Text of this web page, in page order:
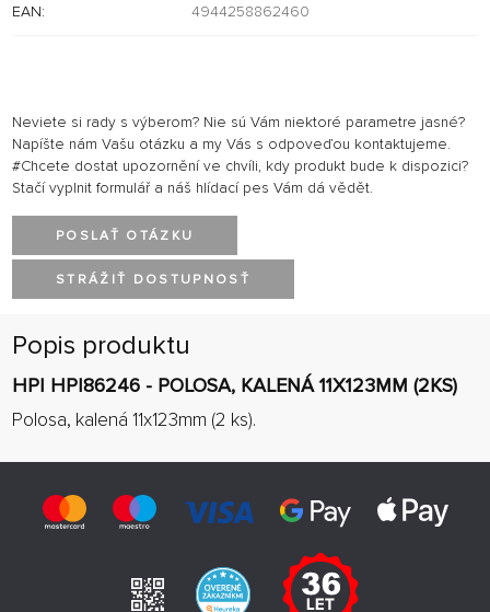
EAN: 4944258862460
Neviete si rady s výberom? Nie sú Vám niektoré parametre jasné?
Napíšte nám Vašu otázku a my Vás s odpoveďou kontaktujeme.
#Chcete dostat upozornění ve chvíli, kdy produkt bude k dispozici?
Stačí vyplnit formulář a náš hlídací pes Vám dá vědět.
POSLAŤ OTÁZKU
STRÁŽIŤ DOSTUPNOSŤ
Popis produktu
HPI HPI86246 - POLOSA, KALENÁ 11X123MM (2KS)
Polosa, kalená 11x123mm (2 ks).